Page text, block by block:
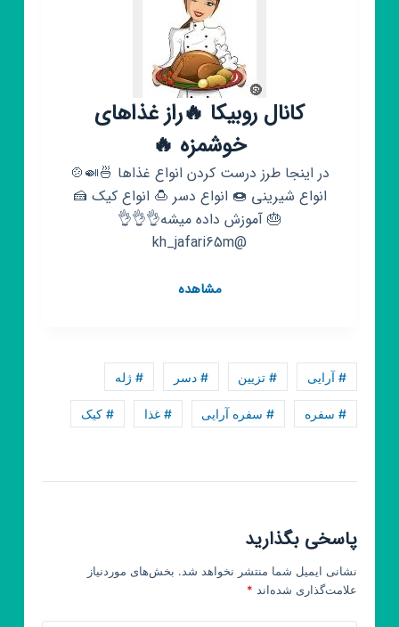
کانال روبیکا 🔥راز غذاهای
خوشمزه 🔥
در اینجا طرز درست کردن انواع غذاها 🍜🍛🍲
انواع شیرینی 🍩 انواع دسر 🍮 انواع کیک 🍰
🎂 آموزش داده میشه👌👌👌
@kh_jafari65m
مشاهدهکانال
غذاهای
خوشمزه
🔥
# آرایی # تزیین # دسر # ژله
# سفره # سفره آرایی # غذا # کیک
پاسخی بگذارید
نشانی ایمیل شما منتشر نخواهد شد. بخش‌های موردنیاز
علامت‌گذاری شده‌اند *